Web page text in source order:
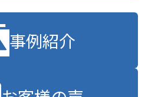
事例紹介